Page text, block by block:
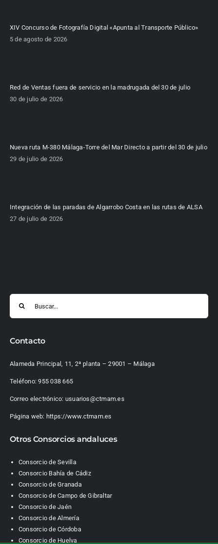
XIV Concurso de Fotografía Digital «Apunta al Transporte Público»
5 de agosto de 2026
Red de Ventas fuera de servicio en la madrugada del 30 de julio
30 de julio de 2026
Nueva ruta M-380 Málaga-Torre del Mar Directo a partir del 30 de julio
29 de julio de 2026
Integración de las paradas de Algarrobo Costa en las rutas de ALSA
27 de julio de 2026
Contacto
Alameda Principal, 11, 2ª planta – 29001 – Málaga
Teléfono:955 038 665
Correo electrónico: usuarios@ctmam.es
Página web: https://www.ctmam.es
Otros Consorcios andaluces
Consorcio de Sevilla
Consorcio Bahía de Cádiz
Consorcio de Granada
Consorcio de Campo de Gibraltar
Consorcio de Jaén
Consorcio de Almería
Consorcio de Córdoba
Consorcio de Huelva